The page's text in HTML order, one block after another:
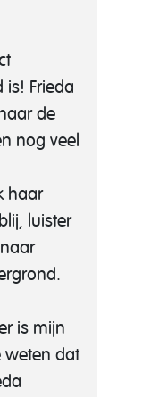
Frieda
de
nog veel
haar
luister
is mijn
weten dat